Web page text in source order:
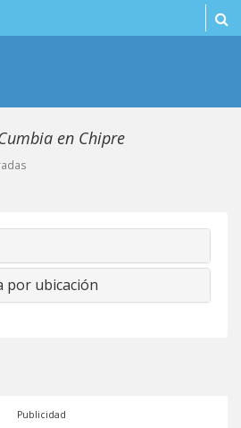
en Chipre
por ubicación
Publicidad